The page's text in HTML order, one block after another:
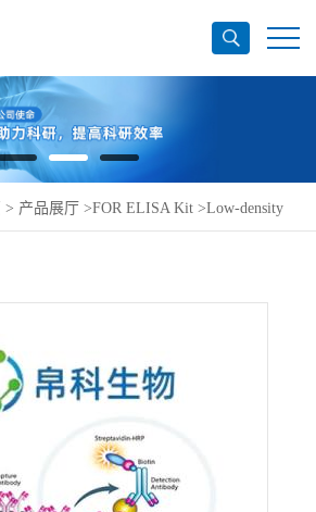
> 产品展厅 >FOR ELISA Kit >Low-density